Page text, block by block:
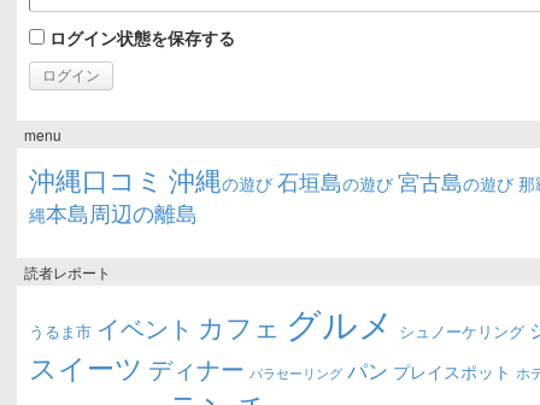
ログイン状態を保存する
menu
沖縄口コミ 沖縄の遊び 石垣島の遊び 宮古島の遊び 那
縄本島周辺の離島
読者レポート
うるま市 イベント カフェ グルメ シュノーケリング
スイーツ ディナー パラセーリング パン プレイスポット ホ